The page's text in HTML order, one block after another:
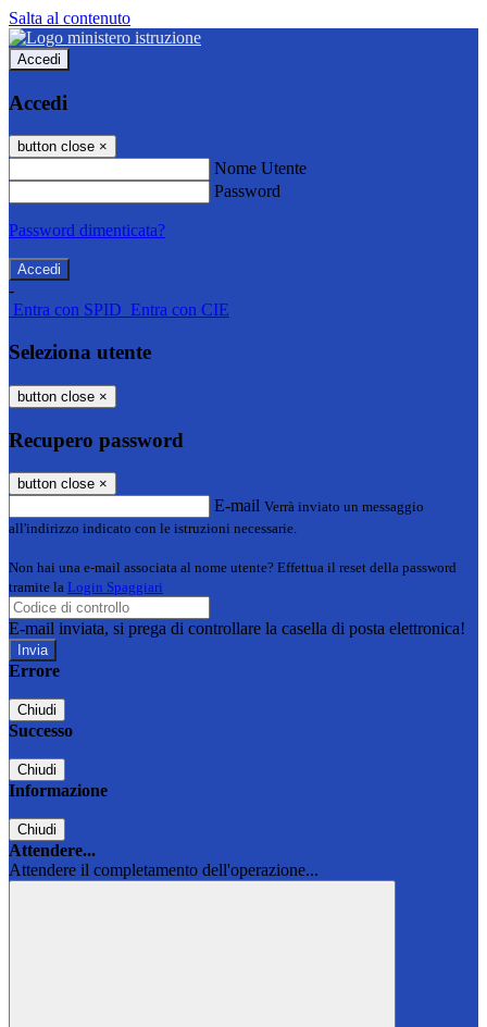
Salta al contenuto
Accedi
Accedi
button close ×
Nome Utente
Password
Password dimenticata?
-
Entra con SPID Entra con CIE
Seleziona utente
button close ×
Recupero password
button close ×
E-mail Verrà inviato un messaggio
all'indirizzo indicato con le istruzioni necessarie.
Non hai una e-mail associata al nome utente? Effettua il reset della password
tramite la Login Spaggiari
E-mail inviata, si prega di controllare la casella di posta elettronica!
Errore
Chiudi
Successo
Chiudi
Informazione
Chiudi
Attendere...
Attendere il completamento dell'operazione...